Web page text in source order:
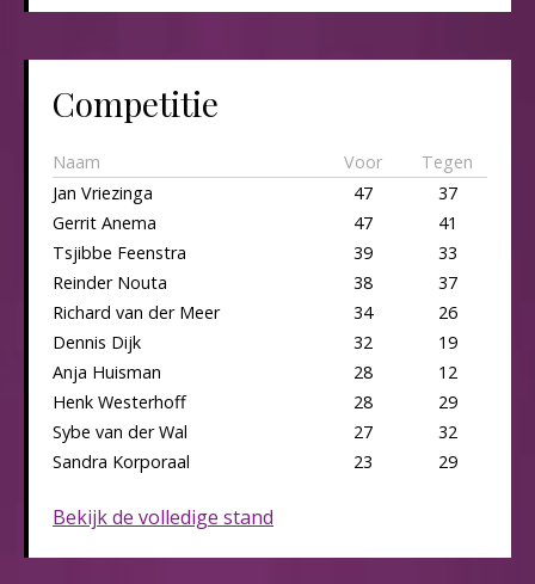
Competitie
Naam Voor
Tegen
Jan Vriezinga
47
37
Gerrit Anema
47
41
Tsjibbe Feenstra
39
33
Reinder Nouta
38
37
Richard van der Meer
34
26
Dennis Dijk
32
19
Anja Huisman
28
12
Henk Westerhoff
28
29
Sybe van der Wal
27
32
Sandra Korporaal
23 29
Bekijk de volledige stand